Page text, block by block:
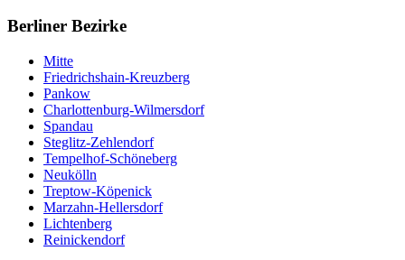
Berliner Bezirke
Mitte
Friedrichshain-Kreuzberg
Pankow
Charlottenburg-Wilmersdorf
Spandau
Steglitz-Zehlendorf
Tempelhof-Schöneberg
Neukölln
Treptow-Köpenick
Marzahn-Hellersdorf
Lichtenberg
Reinickendorf